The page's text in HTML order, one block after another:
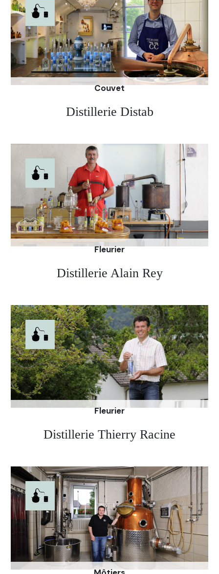
yeux du Môtisan, faire son produit, « c’est faire du
sport ».Ces longues années de clandestinité ont
forgé la force de celui qui crée une absinthe « telle
qu’on la buvait en 1920 ».
Couvet
Distillerie Distab
Absinthe. A l’époque, il se procurait ses ingrédients
dans ce même commerce. Pierre-André Stauffer
distillait aussi, à la demande, les recettes que des
visiteurs lui apportaient. aujourd'hui c'est son fils
Nicolas qui a pris le relais suite au décès de son
papa.
Site de la distillerie Distab
Fleurier
Distillerie Alain Rey
beau-père. Aujourd'hui, il utilise également un
alambic qu'il a fabriqué lui-même, afin de distiller
deux produits différents aux saveurs envoûtantes.
Site de la distillerie Alain Rey
Fleurier
Distillerie Thierry Racine
invite à découvrir son Absinthe l’Opaline qui vous
enchantera par son équilibre, entre la douceur des
plantes et la légère amertume de l’absinthe. A
découvrir absolument.